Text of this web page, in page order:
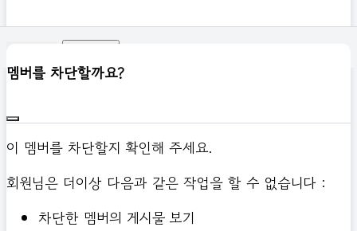
멤버를 차단할까요?
이 멤버를 차단할지 확인해 주세요.
회원님은 더이상 다음과 같은 작업을 할 수 없습니다 :
차단한 멤버의 게시물 보기